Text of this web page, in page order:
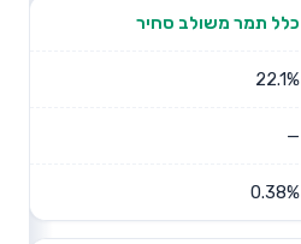
כלל תמר משולב סחיר
22.1%
—
0.38%